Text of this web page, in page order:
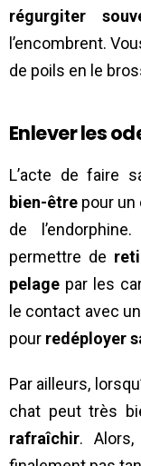
régurgiter
l’encombrent.
de poils en le
Enlever les
L’acte de faire
bien-être pour un
de
permettre de
pelage par les
le contact avec
pour redéployer
Par ailleurs,
chat peut très
rafraîchir.